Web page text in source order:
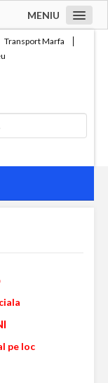
MENIU
Transport Marfa
pe loc